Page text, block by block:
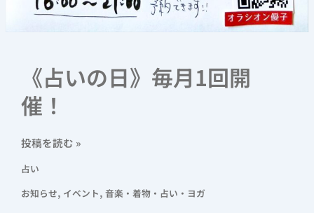
《占いの日》毎月1回開
催！
投稿を読む »
占い
お知らせ, イベント, 音楽・着物・占い・ヨガ